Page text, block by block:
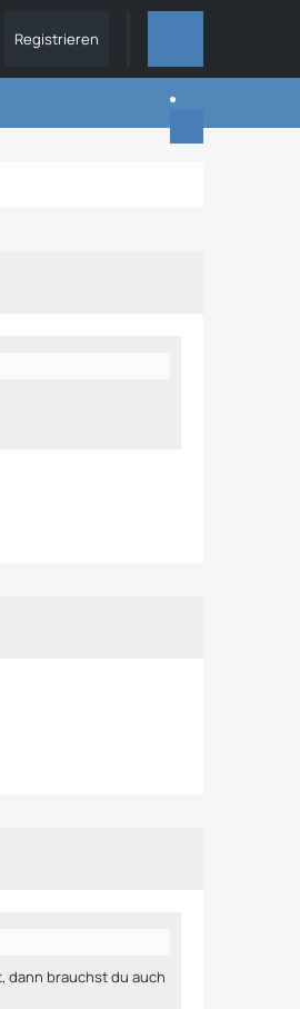
Registrieren
dann brauchst du auch